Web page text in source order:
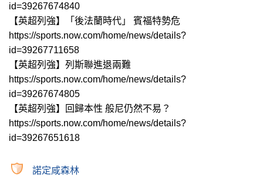
id=39267674840
【英超列強】「後法蘭時代」 賓福特勢危
https://sports.now.com/home/news/details?
id=39267711658
【英超列強】列斯聯進退兩難
https://sports.now.com/home/news/details?
id=39267674805
【英超列強】回歸本性 般尼仍然不易？
https://sports.now.com/home/news/details?
id=39267651618
諾定咸森林